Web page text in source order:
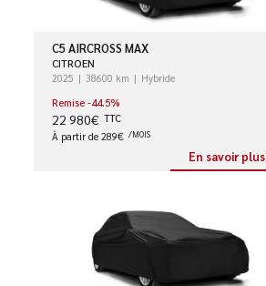
C5 AIRCROSS MAX
CITROEN
2025 38600 km
Hybride
Remise -44.5%
22 980€ TTC
À partir de 289€ /MOIS
En savoir plus